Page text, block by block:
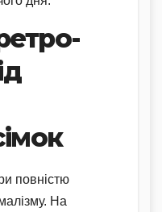
повністю
На